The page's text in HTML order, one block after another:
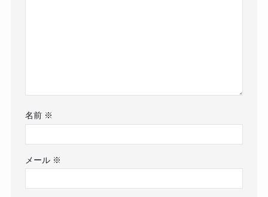
名前 ※
メール ※